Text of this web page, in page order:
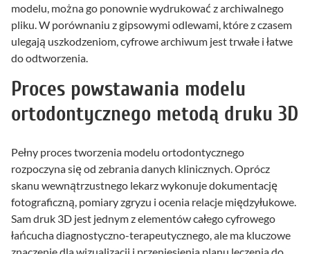
modelu, można go ponownie wydrukować z archiwalnego
pliku. W porównaniu z gipsowymi odlewami, które z czasem
ulegają uszkodzeniom, cyfrowe archiwum jest trwałe i łatwe
do odtworzenia.
Proces powstawania modelu
ortodontycznego metodą druku 3D
Pełny proces tworzenia modelu ortodontycznego
rozpoczyna się od zebrania danych klinicznych. Oprócz
skanu wewnątrzustnego lekarz wykonuje dokumentację
fotograficzną, pomiary zgryzu i ocenia relacje międzyłukowe.
Sam druk 3D jest jednym z elementów całego cyfrowego
łańcucha diagnostyczno-terapeutycznego, ale ma kluczowe